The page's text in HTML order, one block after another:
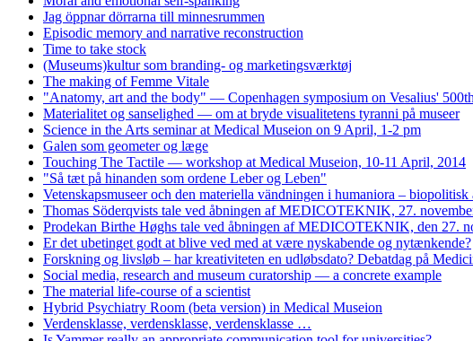
Jag öppnar dörrarna till minnesrummen
Episodic memory and narrative reconstruction
Time to take stock
(Museums)kultur som branding- og marketingsværktøj
The making of Femme Vitale
"Anatomy, art and the body" — Copenhagen symposium on Vesalius'
Materialitet og sanselighed — om at bryde visualitetens tyranni på museer
Science in the Arts seminar at Medical Museion on 9 April, 1-2 pm
Galen som geometer og læge
Touching The Tactile — workshop at Medical Museion, 10-11 April, 2014
"Så tæt på hinanden som ordene Leber og Leben"
Vetenskapsmuseer och den materiella vändningen i humaniora –
Thomas Söderqvists tale ved åbningen af MEDICOTEKNIK, 27.
Prodekan Birthe Høghs tale ved åbningen af MEDICOTEKNIK, den 27.
Er det ubetinget godt at blive ved med at være nyskabende og nytænkende?
Forskning og livsløb – har kreativiteten en udløbsdato? Debatdag på
Social media, research and museum curatorship — a concrete example
The material life-course of a scientist
Hybrid Psychiatry Room (beta version) in Medical Museion
Verdensklasse, verdensklasse, verdensklasse …